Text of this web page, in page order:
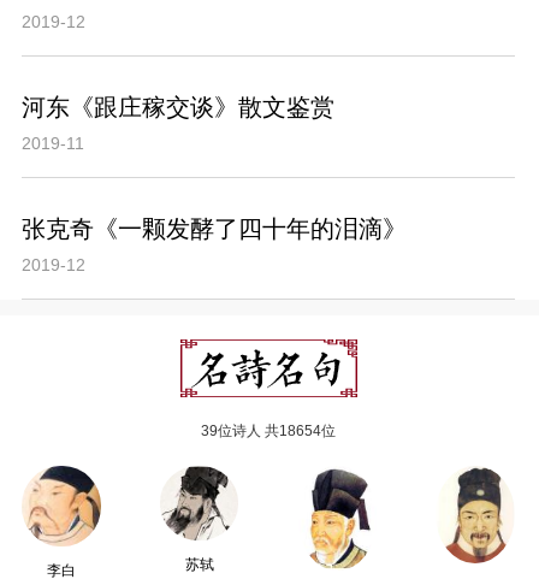
2019-12
河东《跟庄稼交谈》散文鉴赏
2019-11
张克奇《一颗发酵了四十年的泪滴》
2019-12
39位诗人 共18654位
李白
苏轼